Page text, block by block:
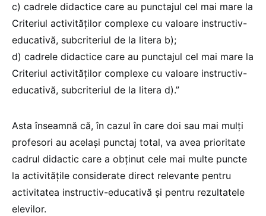
c) cadrele didactice care au punctajul cel mai mare la
Criteriul activităţilor complexe cu valoare instructiv-
educativă, subcriteriul de la litera b);
d) cadrele didactice care au punctajul cel mai mare la
Criteriul activităţilor complexe cu valoare instructiv-
educativă, subcriteriul de la litera d).”
Asta înseamnă că, în cazul în care doi sau mai mulți
profesori au același punctaj total, va avea prioritate
cadrul didactic care a obținut cele mai multe puncte
la activitățile considerate direct relevante pentru
activitatea instructiv-educativă și pentru rezultatele
elevilor.